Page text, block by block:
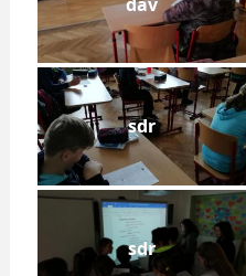
sdr
sdr